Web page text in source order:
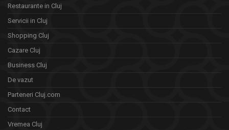
Restaurante in Cluj
Servicii in Cluj
Shopping Cluj
Cazare Cluj
Business Cluj
De vazut
Parteneri Cluj.com
Contact
Vremea Cluj